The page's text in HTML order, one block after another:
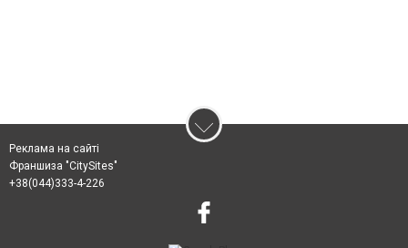
Реклама на сайті
Франшиза "CitySites"
+38(044)333-4-226